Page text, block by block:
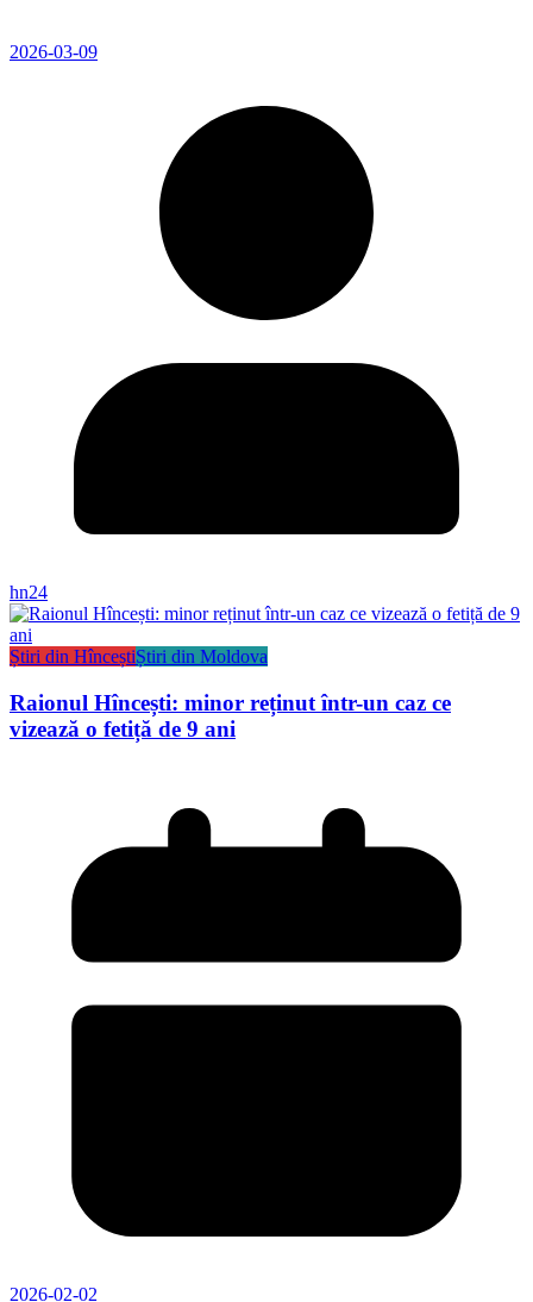
2026-03-09
hn24
Știri din HînceștiȘtiri din Moldova
Raionul Hîncești: minor reținut într-un caz ce
vizează o fetiță de 9 ani
2026-02-02